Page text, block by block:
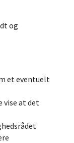
og
et eventuelt
vise at det